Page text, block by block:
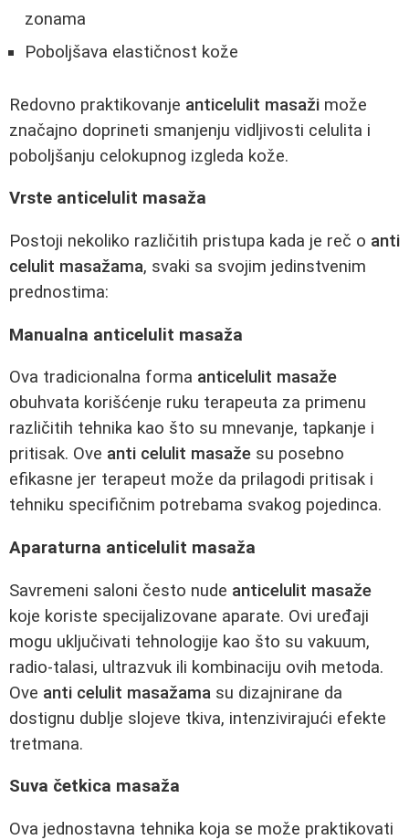
zonama
Poboljšava elastičnost kože
Redovno praktikovanje anticelulit masaži može
značajno doprineti smanjenju vidljivosti celulita i
poboljšanju celokupnog izgleda kože.
Vrste anticelulit masaža
Postoji nekoliko različitih pristupa kada je reč o anti
celulit masažama, svaki sa svojim jedinstvenim
prednostima:
Manualna anticelulit masaža
Ova tradicionalna forma anticelulit masaže
obuhvata korišćenje ruku terapeuta za primenu
različitih tehnika kao što su mnevanje, tapkanje i
pritisak. Ove anti celulit masaže su posebno
efikasne jer terapeut može da prilagodi pritisak i
tehniku specifičnim potrebama svakog pojedinca.
Aparaturna anticelulit masaža
Savremeni saloni često nude anticelulit masaže
koje koriste specijalizovane aparate. Ovi uređaji
mogu uključivati tehnologije kao što su vakuum,
radio-talasi, ultrazvuk ili kombinaciju ovih metoda.
Ove anti celulit masažama su dizajnirane da
dostignu dublje slojeve tkiva, intenzivirajući efekte
tretmana.
Suva četkica masaža
Ova jednostavna tehnika koja se može praktikovati